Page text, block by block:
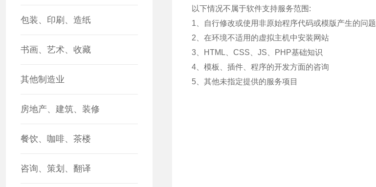
包装、印刷、造纸
书画、艺术、收藏
其他制造业
房地产、建筑、装修
餐饮、咖啡、茶楼
咨询、策划、翻译
以下情况不属于软件支持服务范围:
1、自行修改或使用非原始程序代码或模版产生的问题
2、在环境不适用的虚拟主机中安装网站
3、HTML、CSS、JS、PHP基础知识
4、模板、插件、程序的开发方面的咨询
5、其他未指定提供的服务项目